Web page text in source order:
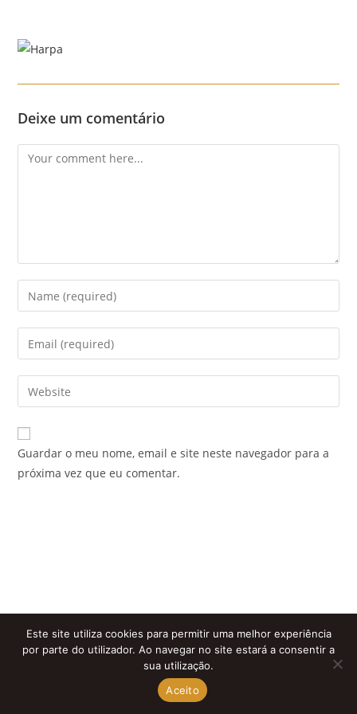
content
Deixe um comentário
Comment
Enter
your
name
comment
Enter
your
email
address
comment
Enter
your
website
URL
Guardar o meu nome, email e site neste navegador para a
próxima vez que eu comentar.
Este site utiliza cookies para permitir uma melhor experiência
por parte do utilizador. Ao navegar no site estará a consentir a
sua utilização.
Aceito